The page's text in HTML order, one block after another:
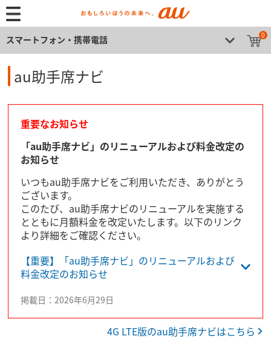
スマートフォン・携帯電話 0
au助手席ナビ
重要なお知らせ
「au助手席ナビ」のリニューアルおよび料金改定の
お知らせ
いつもau助手席ナビをご利用いただき、ありがとう
ございます。
このたび、au助手席ナビのリニューアルを実施する
とともに月額料金を改定いたします。以下のリンク
より詳細をご確認ください。
【重要】「au助手席ナビ」のリニューアルおよび
料金改定のお知らせ
掲載日：2026年6月29日
4G LTE版のau助手席ナビはこちら